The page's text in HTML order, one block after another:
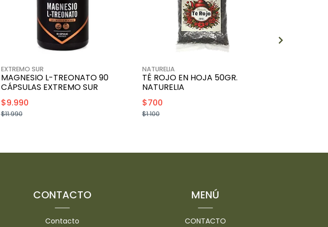
EXTREMO SUR
MAGNESIO L-TREONATO 90
CÁPSULAS EXTREMO SUR
$9.990
$11.990
NATURELIA
TÉ ROJO EN HOJA 50GR.
NATURELIA
$700
$1.100
CONTACTO
Contacto
MENÚ
CONTACTO